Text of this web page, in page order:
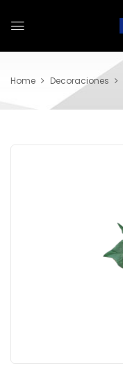
Home Decoraciones